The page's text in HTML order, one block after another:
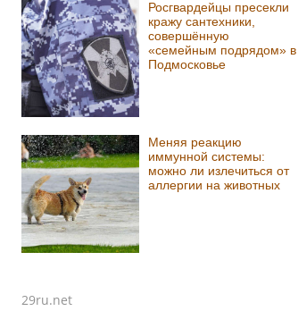
Росгвардейцы пресекли
кражу сантехники,
совершённую
«семейным подрядом» в
Подмосковье
Меняя реакцию
иммунной системы:
можно ли излечиться от
аллергии на животных
29ru.net